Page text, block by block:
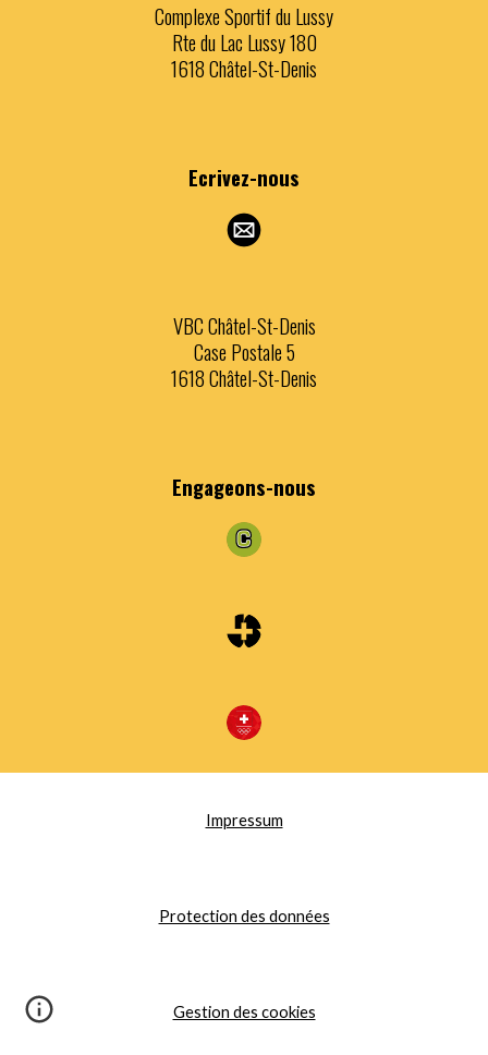
Complexe Sportif du Lussy
Rte du Lac Lussy 180
1618 Châtel-St-Denis
Ecrivez-nous
VBC Châtel-St-Denis
Case Postale 5
1618 Châtel-St-Denis
Engageons-nous
Impressum
Protection des données
Gestion des cookies